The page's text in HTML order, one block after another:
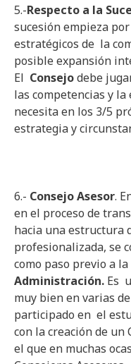
5.-Respecto a la
sucesión empieza
estratégicos de la
posible expansión
El Consejodebe
las competencias y
necesita en los 3/5
estrategia y
6.- Consejo Asesor.
en el proceso de
hacia una estructura
profesionalizada, se
como paso previo a
Administración. Es
muy bien en varias
participado en el
con la creación de
el que en muchas